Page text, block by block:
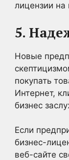
лицензии на
5.
Новые
покупать
Интернет,
бизнес
Если
бизнес-
веб-сайте